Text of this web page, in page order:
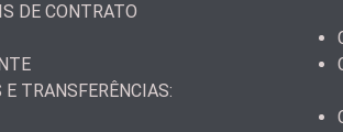
DE CONTRATO
E TRANSFERÊNCIAS: